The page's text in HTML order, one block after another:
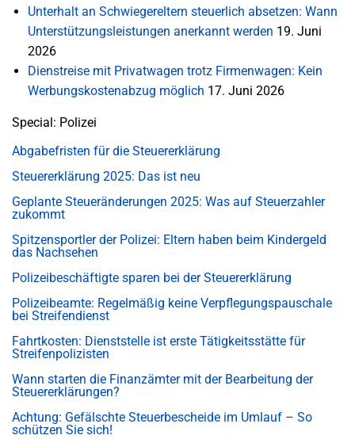
Unterhalt an Schwiegereltern steuerlich absetzen: Wann
Unterstützungsleistungen anerkannt werden 19. Juni
2026
Dienstreise mit Privatwagen trotz Firmenwagen: Kein
Werbungskostenabzug möglich 17. Juni 2026
Special: Polizei
Abgabefristen für die Steuererklärung
Steuererklärung 2025: Das ist neu
Geplante Steueränderungen 2025: Was auf Steuerzahler
zukommt
Spitzensportler der Polizei: Eltern haben beim Kindergeld
das Nachsehen
Polizeibeschäftigte sparen bei der Steuererklärung
Polizeibeamte: Regelmäßig keine Verpflegungspauschale
bei Streifendienst
Fahrtkosten: Dienststelle ist erste Tätigkeitsstätte für
Streifenpolizisten
Wann starten die Finanzämter mit der Bearbeitung der
Steuererklärungen?
Achtung: Gefälschte Steuerbescheide im Umlauf – So
schützen Sie sich!